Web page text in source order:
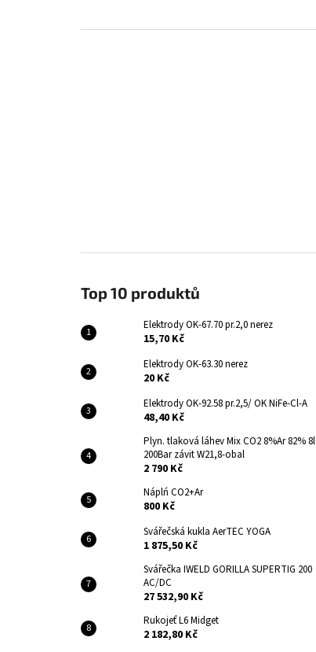
Top 10 produktů
Elektrody OK-67.70 pr.2,0 nerez
15,70 Kč
Elektrody OK-63.30 nerez
20 Kč
Elektrody OK-92.58 pr.2,5/ OK NiFe-Cl-A
48,40 Kč
Plyn. tlaková láhev Mix CO2 8%Ar 82% 8l
200Bar závit W21,8-obal
2 790 Kč
Náplń CO2+Ar
800 Kč
Svářečská kukla AerTEC YOGA
1 875,50 Kč
Svářečka IWELD GORILLA SUPERTIG 200
AC/DC
27 532,90 Kč
Rukojeť L6 Midget
2 182,80 Kč